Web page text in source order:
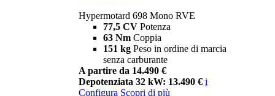
Hypermotard 698 Mono RVE
77,5 CV Potenza
63 Nm Coppia
151 kg Peso in ordine di marcia
senza carburante
A partire da 14.490 €
Depotenziata 32 kW: 13.490 € i
Configura Scopri di più